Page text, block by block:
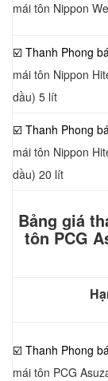
mái tôn Nippon
☑️ Thanh Phong
mái tôn Nippon
dầu) 5 lít
☑️ Thanh Phong
mái tôn Nippon
dầu) 20 lít
Bảng giá
tôn PCG
☑️ Thanh Phong
mái tôn PCG